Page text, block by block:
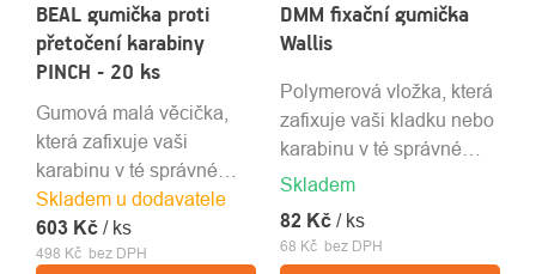
BEAL gumička proti
přetočení karabiny
PINCH - 20 ks
Skladem u dodavatele
498 Kč bez DPH
603 Kč / ks
Gumová malá věcička,
která zafixuje vaši
karabinu v té správné
poloze na kmenovce,
odsedávce, lanu s okem
apod.
DMM fixační gumička
Wallis
Skladem
68 Kč bez DPH
82 Kč / ks
Polymerová vložka, která
zafixuje vaši kladku nebo
karabinu v té správné
poloze a zabrání oděru a